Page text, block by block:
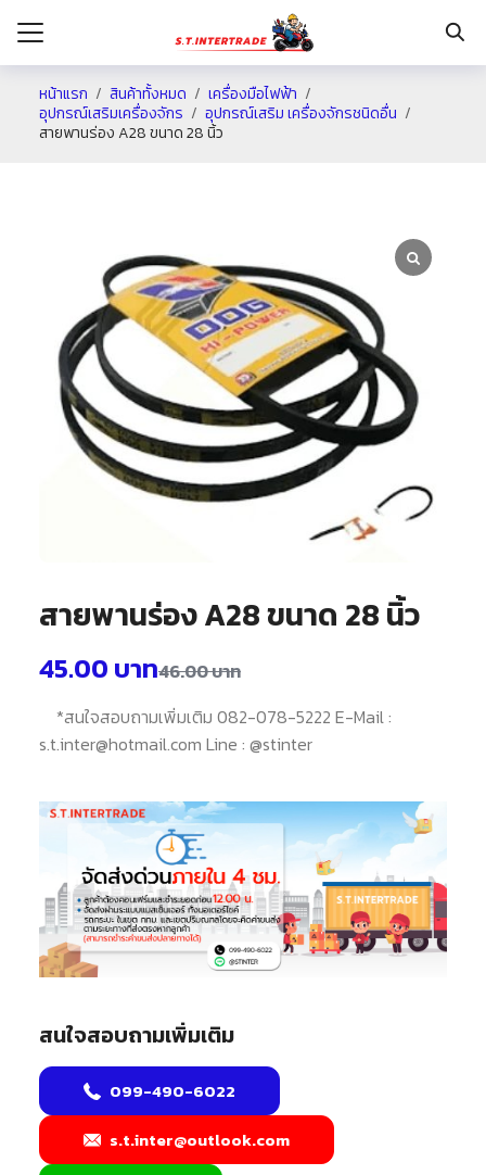
หน้าแรก สินค้าทั้งหมด
เครื่องมือไฟฟ้า
อุปกรณ์เสริมเครื่องจักร
อุปกรณ์เสริม เครื่องจักรชนิดอื่น
สายพานร่อง A28 ขนาด 28 นิ้ว
สายพานร่อง A28 ขนาด 28 นิ้ว
46.00บาท
45.00 บาท
*สนใจสอบถามเพิ่มเติม 082-078-5222 E-Mail :
s.t.inter@hotmail.com Line : @stinter
สนใจสอบถามเพิ่มเติม
099-490-6022
s.t.inter@outlook.com